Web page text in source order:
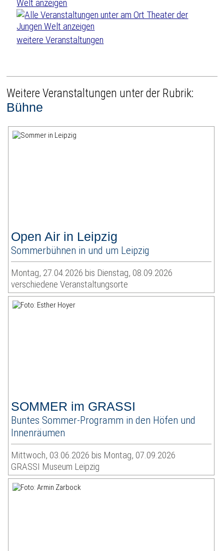
weitere Veranstaltungen
Weitere Veranstaltungen unter der Rubrik:
Bühne
Open Air in Leipzig
Sommerbühnen in und um Leipzig
Montag, 27.04.2026 bis Dienstag, 08.09.2026
verschiedene Veranstaltungsorte
SOMMER im GRASSI
Buntes Sommer-Programm in den Höfen und
Innenräumen
Mittwoch, 03.06.2026 bis Montag, 07.09.2026
GRASSI Museum Leipzig